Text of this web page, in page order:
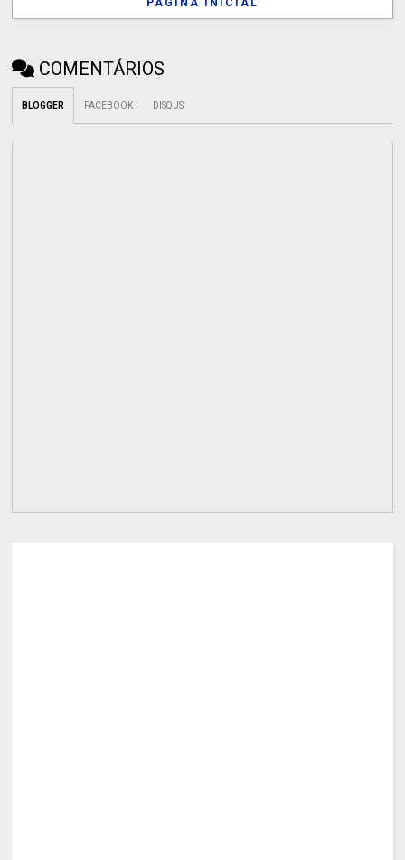
COMENTÁRIOS
BLOGGER FACEBOOK DISQUS